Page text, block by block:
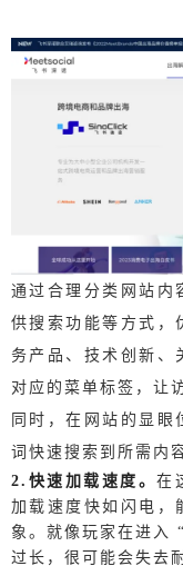
通过合理分类网站内
供搜索功能等方式，
务产品、技术创新、
对应的菜单标签，让
同时，在网站的显
词快速搜索到所需内
2.快速加载速度。在
加载速度快如闪电，
象。 就像玩家在进入
过长，很可能会失去